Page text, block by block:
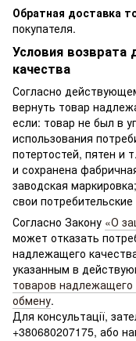
Обратная доставка
покупателя.
Условия
качества
Согласно
вернуть товар
если: товар не был в
использования
потертостей, пятен и
и сохранена
заводская
свои
Согласно Закону «О
может отказать
надлежащего
указанным в
товаров
обмену.
Для консультації,
+380680207175, або